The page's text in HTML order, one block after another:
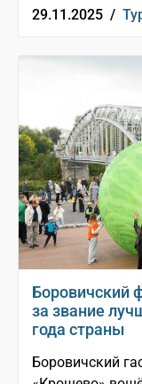
29.11.2025 /
Боровичский
за звание
года страны
Боровичский